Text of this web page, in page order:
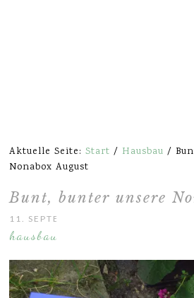
Aktuelle Seite:Start / Hausbau /
Nonabox August
Bunt, bunter unsere
11. SEPTEMBER 2014
hausbau